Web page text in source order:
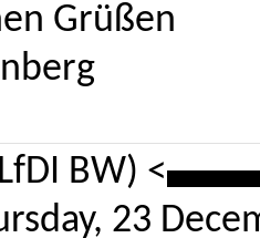
Grüßen
BW) <
23